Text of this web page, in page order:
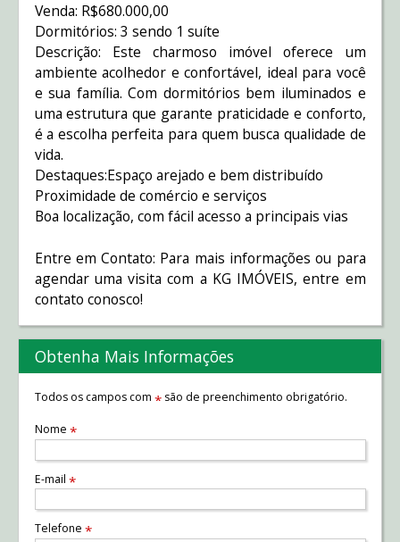
Venda: R$680.000,00
Dormitórios: 3 sendo 1 suíte
Descrição: Este charmoso imóvel oferece um
ambiente acolhedor e confortável, ideal para você
e sua família. Com dormitórios bem iluminados e
uma estrutura que garante praticidade e conforto,
é a escolha perfeita para quem busca qualidade de
vida.
Destaques:Espaço arejado e bem distribuído
Proximidade de comércio e serviços
Boa localização, com fácil acesso a principais vias
Entre em Contato: Para mais informações ou para
agendar uma visita com a KG IMÓVEIS, entre em
contato conosco!
Obtenha Mais Informações
Todos os campos com *são de preenchimento obrigatório.
Nome *
E-mail *
Telefone *